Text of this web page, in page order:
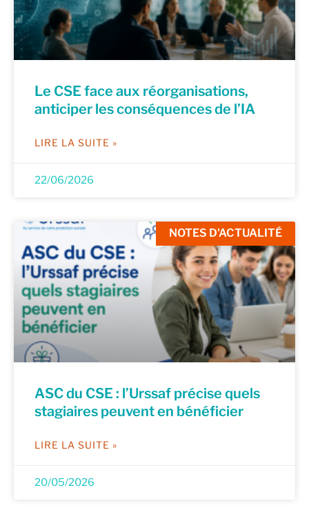
Le CSE face aux réorganisations,
anticiper les conséquences de l’IA
LIRE LA SUITE »
22/06/2026
NOTES D'ACTUALITÉ
ASC du CSE : l’Urssaf précise quels
stagiaires peuvent en bénéficier
LIRE LA SUITE »
20/05/2026